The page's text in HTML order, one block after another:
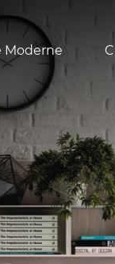
Moderne